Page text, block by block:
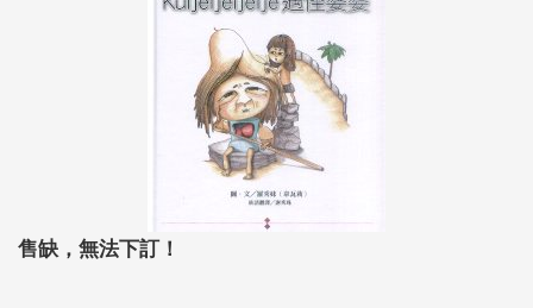
售缺，無法下訂！